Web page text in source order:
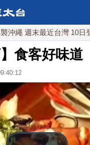
繩 週末最近台灣 10日登
】食客好味道